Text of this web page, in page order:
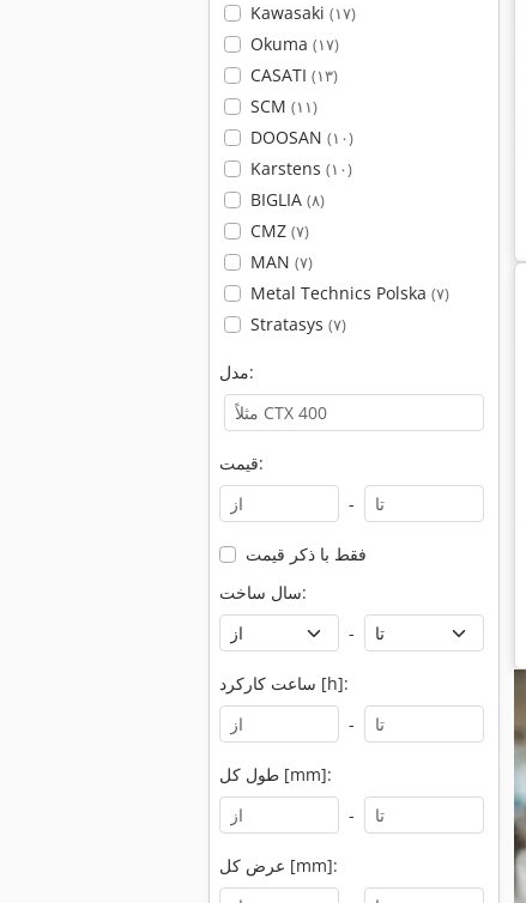
Kawasaki (۱۷)
Okuma (۱۷)
CASATI (۱۳)
SCM (۱۱)
DOOSAN (۱۰)
Karstens (۱۰)
BIGLIA (۸)
CMZ (۷)
MAN (۷)
Metal Technics Polska (۷)
Stratasys (۷)
مدل:
قیمت:
-
فقط با ذکر قیمت
سال ساخت:
-
ساعت کارکرد [h]:
-
طول کل [mm]:
-
عرض کل [mm]: